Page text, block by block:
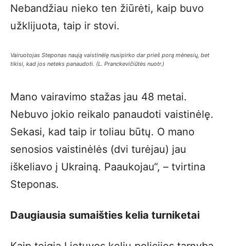
Nebandžiau nieko ten žiūrėti, kaip buvo
užklijuota, taip ir stovi.
Vairuotojas Steponas naują vaistinėlę nusipirko dar prieš porą mėnesių, bet
tikisi, kad jos neteks panaudoti. (L. Pranckevičiūtės nuotr.)
Mano vairavimo stažas jau 48 metai.
Nebuvo jokio reikalo panaudoti vaistinėlę.
Sekasi, kad taip ir toliau būtų. O mano
senosios vaistinėlės (dvi turėjau) jau
iškeliavo į Ukrainą. Paaukojau“, – tvirtina
Steponas.
Daugiausia sumaišties kelia turniketai